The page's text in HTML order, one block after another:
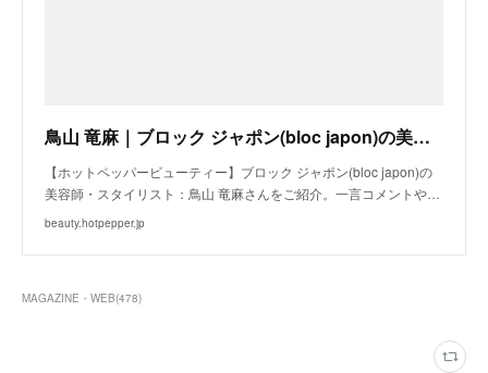
鳥山 竜麻｜ブロック ジャポン(bloc japon)の美容師・スタイリスト｜ホットペッパービューティー
【ホットペッパービューティー】ブロック ジャポン(bloc japon)の
美容師・スタイリスト：鳥山 竜麻さんをご紹介。一言コメントや…
beauty.hotpepper.jp
MAGAZINE・WEB(478)